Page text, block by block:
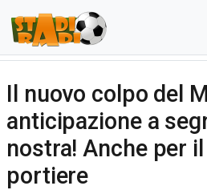
Il nuovo colpo del
anticipazione a
nostra! Anche per
portiere